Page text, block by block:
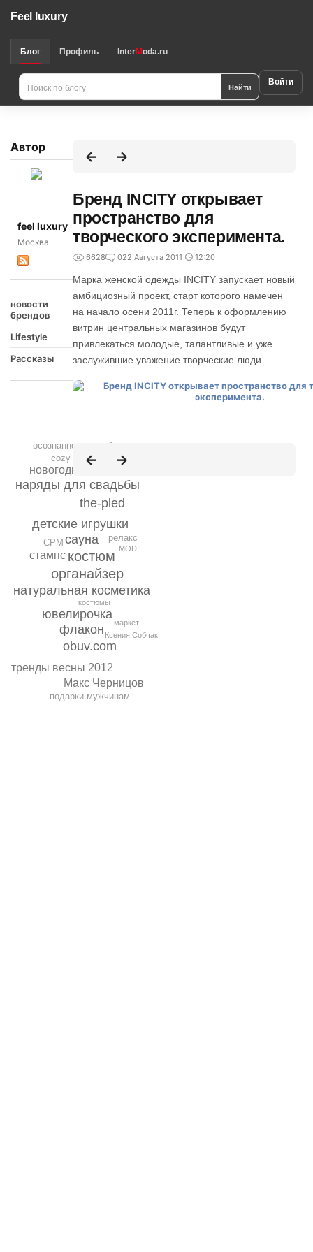
Feel luxury
Блог Профиль InterModa.ru
Найти Войти
Автор
feel luxury
Москва
новости
брендов
Lifestyle
Рассказы
органайзер
костюм
натуральная косметика
сауна
ювелирочка
флакон
детские игрушки
obuv.com
the-pled
наряды для свадьбы
тренды весны 2012
новогоднее оформление
Макс Черницов
стампс
релакс
cozy home
CPM
осознанное потребление
подарки мужчинам
MODI
костюмы
Ксения Собчак
маркет
Бренд INCITY открывает
пространство для
творческого эксперимента.
6628 022 Августа 2011 12:20
Марка женской одежды INCITY запускает новый
амбициозный проект, старт которого намечен
на начало осени 2011г. Теперь к оформлению
витрин центральных магазинов будут
привлекаться молодые, талантливые и уже
заслужившие уважение творческие люди.